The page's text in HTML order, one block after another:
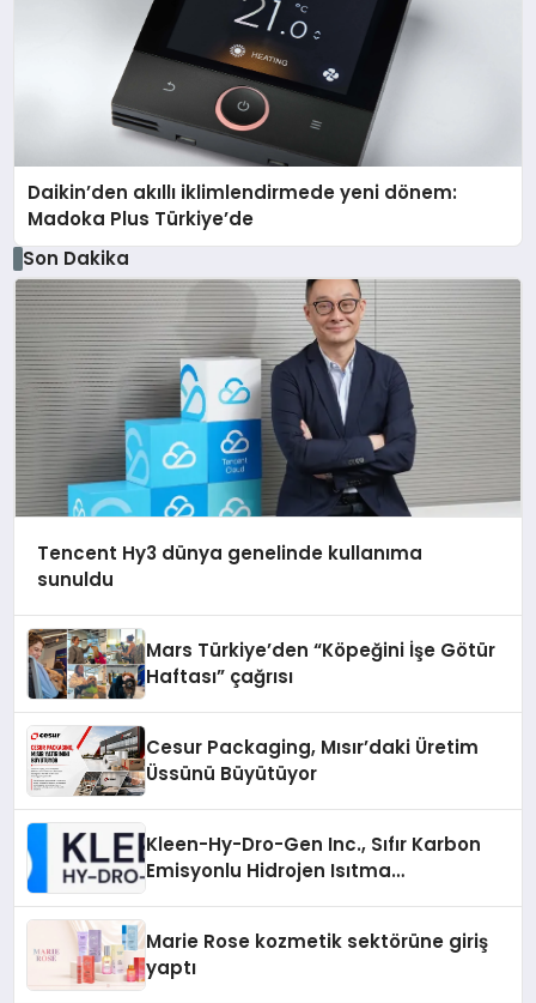
Daikin’den akıllı iklimlendirmede yeni dönem:
Madoka Plus Türkiye’de
Son Dakika
Tencent Hy3 dünya genelinde kullanıma
sunuldu
Mars Türkiye’den “Köpeğini İşe Götür
Haftası” çağrısı
Cesur Packaging, Mısır’daki Üretim
Üssünü Büyütüyor
Kleen-Hy-Dro-Gen Inc., Sıfır Karbon
Emisyonlu Hidrojen Isıtma
Marie Rose kozmetik sektörüne giriş
yaptı